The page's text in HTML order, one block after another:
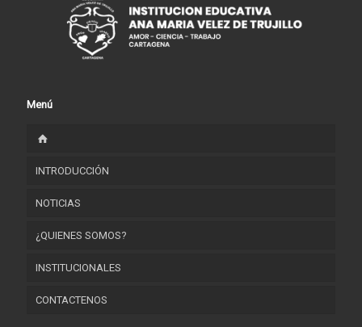
Menú
INTRODUCCIÓN
NOTICIAS
¿QUIENES SOMOS?
HORIZONTE INSTITUCIONAL
RESEÑA HISTÓRICA
INSTITUCIONALES
FORMATOS INSTITUCIONALES
CONTACTENOS